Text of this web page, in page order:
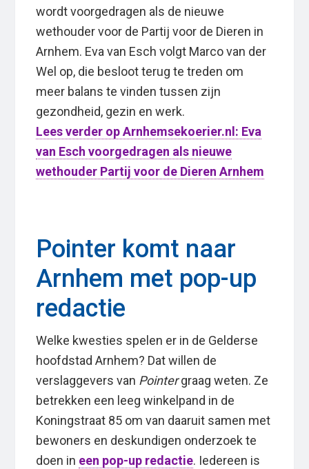
wordt voorgedragen als de nieuwe
wethouder voor de Partij voor de Dieren in
Arnhem. Eva van Esch volgt Marco van der
Wel op, die besloot terug te treden om
meer balans te vinden tussen zijn
gezondheid, gezin en werk.
Lees verder op Arnhemsekoerier.nl: Eva
van Esch voorgedragen als nieuwe
wethouder Partij voor de Dieren Arnhem
Pointer komt naar
Arnhem met pop-up
redactie
Welke kwesties spelen er in de Gelderse
hoofdstad Arnhem? Dat willen de
verslaggevers van Pointergraag weten. Ze
betrekken een leeg winkelpand in de
Koningstraat 85 om van daaruit samen met
bewoners en deskundigen onderzoek te
doen in een pop-up redactie. Iedereen is